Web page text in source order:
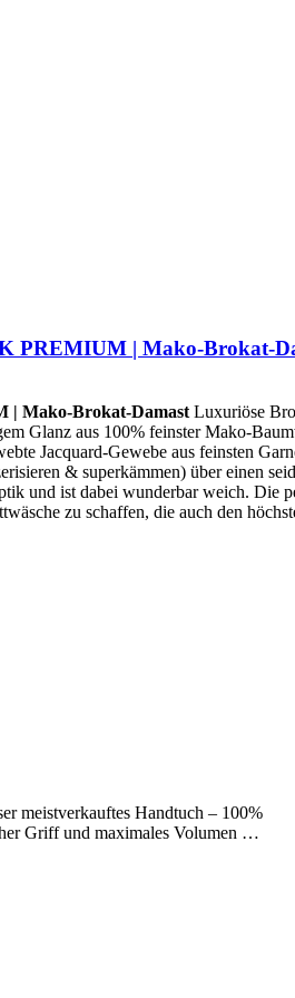
PREMIUM | Mako-Brokat-
Mako-Brokat-Damast Luxuriöse
Glanz aus 100% feinster Mako-
Jacquard-Gewebe aus feinsten
& superkämmen) über einen
und ist dabei wunderbar weich. Die
zu schaffen, die auch den
meistverkauftes Handtuch – 100%
Griff und maximales Volumen …